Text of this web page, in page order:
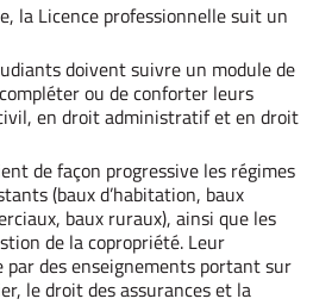
la Licence professionnelle suit un
doivent suivre un module de
ou de conforter leurs
en droit administratif et en droit
de façon progressive les régimes
(baux d’habitation, baux
baux ruraux), ainsi que les
de la copropriété. Leur
des enseignements portant sur
le droit des assurances et la